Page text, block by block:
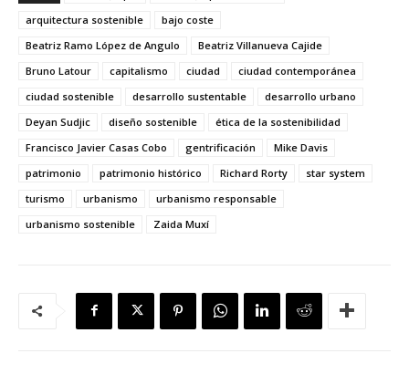
arquitectura sostenible
bajo coste
Beatriz Ramo López de Angulo
Beatriz Villanueva Cajide
Bruno Latour
capitalismo ciudad
ciudad contemporánea
ciudad sostenible
desarrollo sustentable
desarrollo urbano
Deyan Sudjic
diseño sostenible
ética de la sostenibilidad
Francisco Javier Casas Cobo
gentrificación
Mike Davis
patrimonio
patrimonio histórico Richard Rorty
star system
turismo
urbanismo
urbanismo responsable
urbanismo sostenible
Zaida Muxí